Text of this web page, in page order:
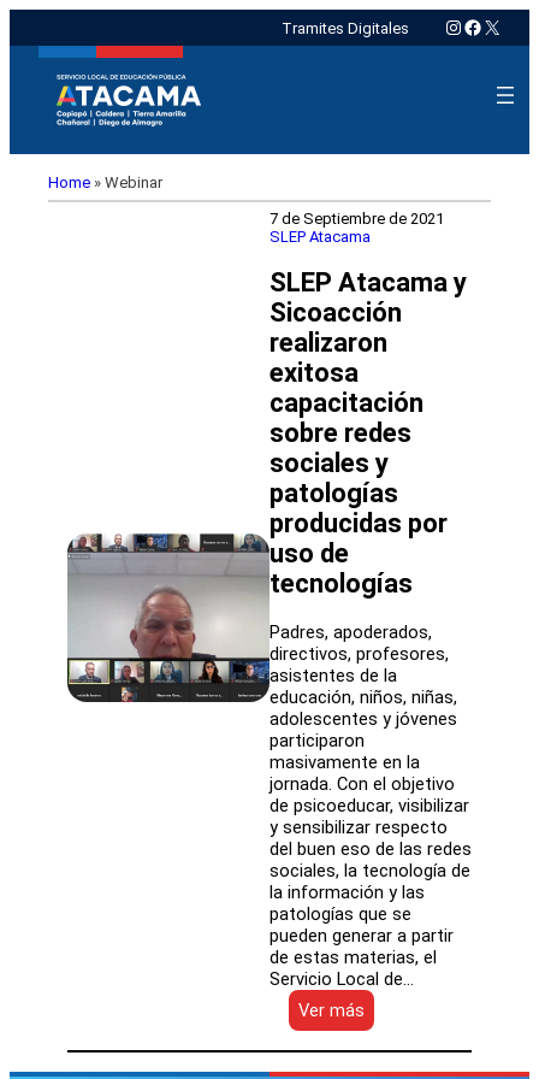
Tramites Digitales Instagram
X
Home » Webinar
7 de Septiembre de 2021
SLEP Atacama
SLEP Atacama y
Sicoacción
realizaron
exitosa
capacitación
sobre redes
sociales y
patologías
producidas por
uso de
tecnologías
Padres, apoderados,
directivos, profesores,
asistentes de la
educación, niños, niñas,
adolescentes y jóvenes
participaron
masivamente en la
jornada. Con el objetivo
de psicoeducar, visibilizar
y sensibilizar respecto
del buen eso de las redes
sociales, la tecnología de
la información y las
patologías que se
pueden generar a partir
de estas materias, el
Servicio Local de…
Ver más
SLEP
Atacama
y